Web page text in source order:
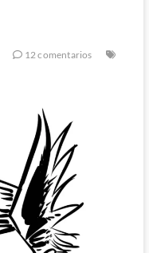
12 comentarios